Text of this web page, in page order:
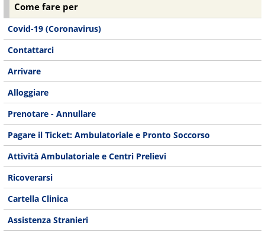
Come fare per
Covid-19 (Coronavirus)
Contattarci
Arrivare
Alloggiare
Prenotare - Annullare
Pagare il Ticket: Ambulatoriale e Pronto Soccorso
Attività Ambulatoriale e Centri Prelievi
Ricoverarsi
Cartella Clinica
Assistenza Stranieri